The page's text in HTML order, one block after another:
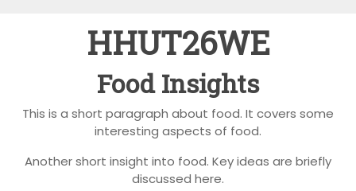
HHUT26WE
Food Insights
This is a short paragraph about food. It covers some
interesting aspects of food.
Another short insight into food. Key ideas are briefly
discussed here.